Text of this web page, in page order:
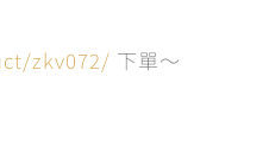
zkv072/ 下單～